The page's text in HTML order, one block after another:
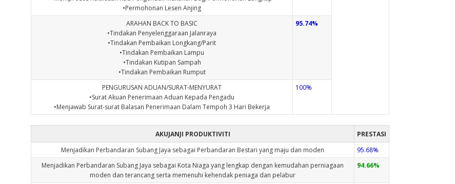
•Permohonan Lesen Anjing
ARAHAN BACK TO BASIC
•Tindakan Penyelenggaraan Jalanraya
•Tindakan Pembaikan Longkang/Parit
•Tindakan Pembaikan Lampu
•Tindakan Kutipan Sampah
•Tindakan Pembaikan Rumput
95.74%
PENGURUSAN ADUAN/SURAT-MENYURAT
•Surat Akuan Penerimaan Aduan Kepada Pengadu
•Menjawab Surat-surat Balasan Penerimaan Dalam Tempoh 3 Hari Bekerja
100%
AKUJANJI PRODUKTIVITI
PRESTASI
Menjadikan Perbandaran Subang Jaya sebagai Perbandaran Bestari yang maju dan moden
95.68%
Menjadikan Perbandaran Subang Jaya sebagai Kota Niaga yang lengkap dengan kemudahan perniagaan
moden dan terancang serta memenuhi kehendak peniaga dan pelabur
94.66%